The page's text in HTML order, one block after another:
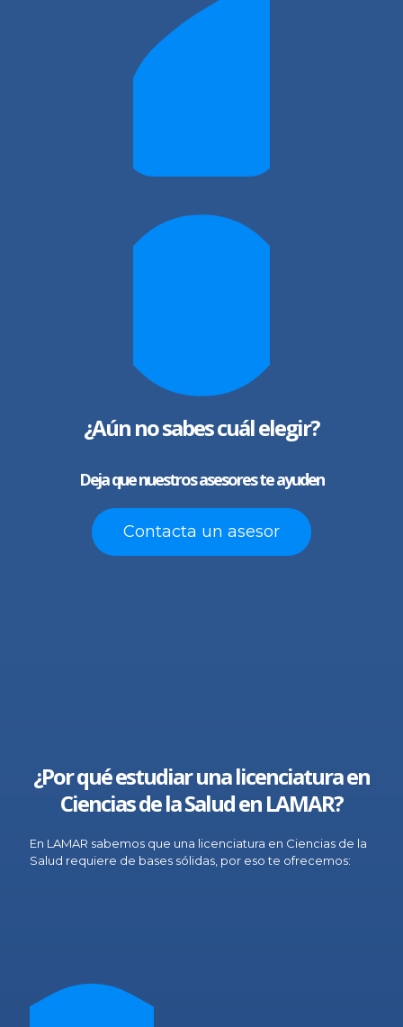
¿Aún no sabes cuál elegir?
Deja que nuestros asesores te ayuden
Contacta un asesor
¿Por qué estudiar una licenciatura en
Ciencias de la Salud en LAMAR?
En LAMAR sabemos que una licenciatura en Ciencias de la
Salud requiere de bases sólidas, por eso te ofrecemos: